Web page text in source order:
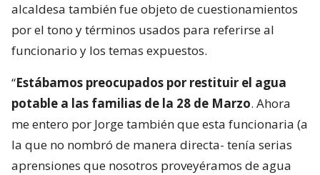
alcaldesa también fue objeto de cuestionamientos
por el tono y términos usados para referirse al
funcionario y los temas expuestos.
“Estábamos preocupados por restituir el agua
potable a las familias de la 28 de Marzo. Ahora
me entero por Jorge también que esta funcionaria (a
la que no nombró de manera directa- tenía serias
aprensiones que nosotros proveyéramos de agua